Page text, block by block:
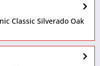
Classic Silverado Oak